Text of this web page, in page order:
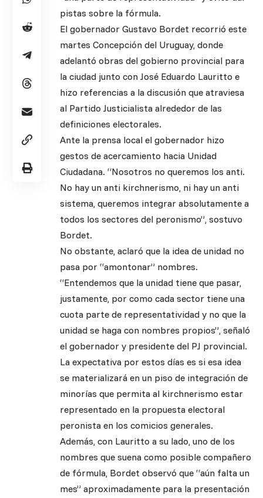
pistas sobre la fórmula.
El gobernador Gustavo Bordet recorrió este
martes Concepción del Uruguay, donde
adelantó obras del gobierno provincial para
la ciudad junto con José Eduardo Lauritto e
hizo referencias a la discusión que atraviesa
al Partido Justicialista alrededor de las
definiciones electorales.
Ante la prensa local el gobernador hizo
gestos de acercamiento hacia Unidad
Ciudadana. “Nosotros no queremos los anti.
No hay un anti kirchnerismo, ni hay un anti
sistema, queremos integrar absolutamente a
todos los sectores del peronismo”, sostuvo
Bordet.
No obstante, aclaró que la idea de unidad no
pasa por “amontonar” nombres.
“Entendemos que la unidad tiene que pasar,
justamente, por como cada sector tiene una
cuota parte de representatividad y no que la
unidad se haga con nombres propios”, señaló
el gobernador y presidente del PJ provincial.
La expectativa por estos días es si esa idea
se materializará en un piso de integración de
minorías que permita al kirchnerismo estar
representado en la propuesta electoral
peronista en los comicios generales.
Además, con Lauritto a su lado, uno de los
nombres que suena como posible compañero
de fórmula, Bordet observó que “aún falta un
mes” aproximadamente para la presentación